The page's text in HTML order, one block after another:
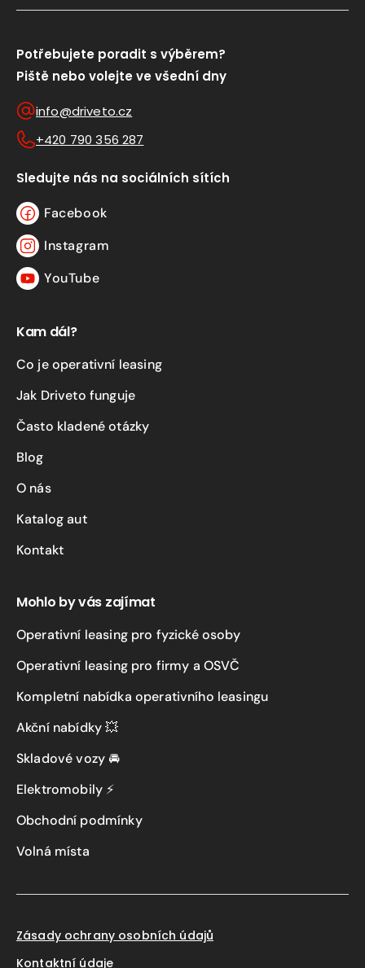
Potřebujete poradit s výběrem?
Piště nebo volejte ve všední dny
info@driveto.cz
+420 790 356 287
Sledujte nás na sociálních sítích
Facebook
Facebook
Instagram
Instagram
YouTubeYouTube
Kam dál?
Co je operativní leasing
Jak Driveto funguje
Často kladené otázky
Blog
O nás
Katalog aut
Kontakt
Mohlo by vás zajímat
Operativní leasing pro fyzické osoby
Operativní leasing pro firmy a OSVČ
Kompletní nabídka operativního leasingu
Akční nabídky 💥
Skladové vozy 🚘
Elektromobily ⚡
Obchodní podmínky
Volná místa
Zásady ochrany osobních údajů
Kontaktní údaje